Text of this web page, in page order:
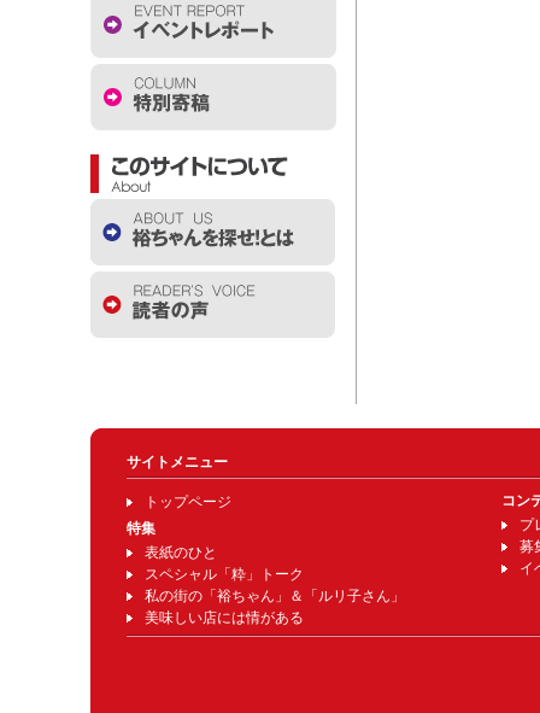
サイトメニュー
トップページ
特集
表紙のひと
スペシャル「粋」トーク
私の街の「裕ちゃん」＆「ルリ子さん」
美味しい店には情がある
コン
プ
募
イ